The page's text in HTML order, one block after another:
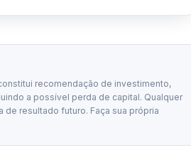
recomendação de investimento,
a possível perda de capital. Qualquer
resultado futuro. Faça sua própria